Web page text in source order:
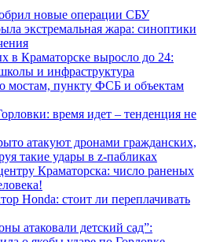
новые операции СБУ
экстремальная жара: синоптики
в Краматорске выросло до 24:
и инфраструктура
мостам, пункту ФСБ и объектам
время идет – тенденция не
атакуют дронами гражданских,
такие удары в z-пабликах
Краматорска: число раненых
Honda: стоит ли переплачивать
атаковали детский сад”: